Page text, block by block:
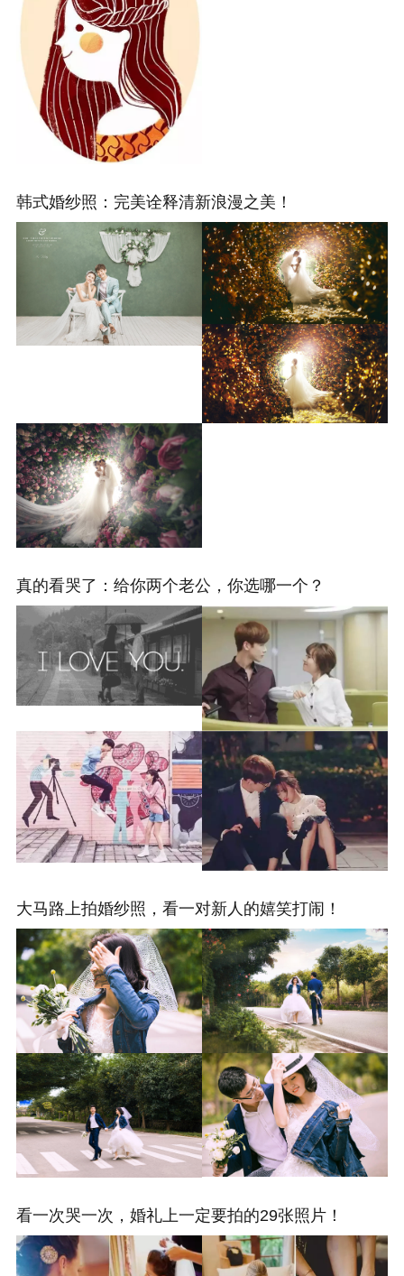
韩式婚纱照：完美诠释清新浪漫之美！
真的看哭了：给你两个老公，你选哪一个？
大马路上拍婚纱照，看一对新人的嬉笑打闹！
看一次哭一次，婚礼上一定要拍的29张照片！